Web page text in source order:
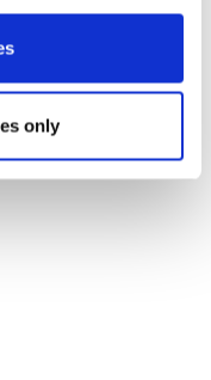
only
Lieferung und
2020 geplant.